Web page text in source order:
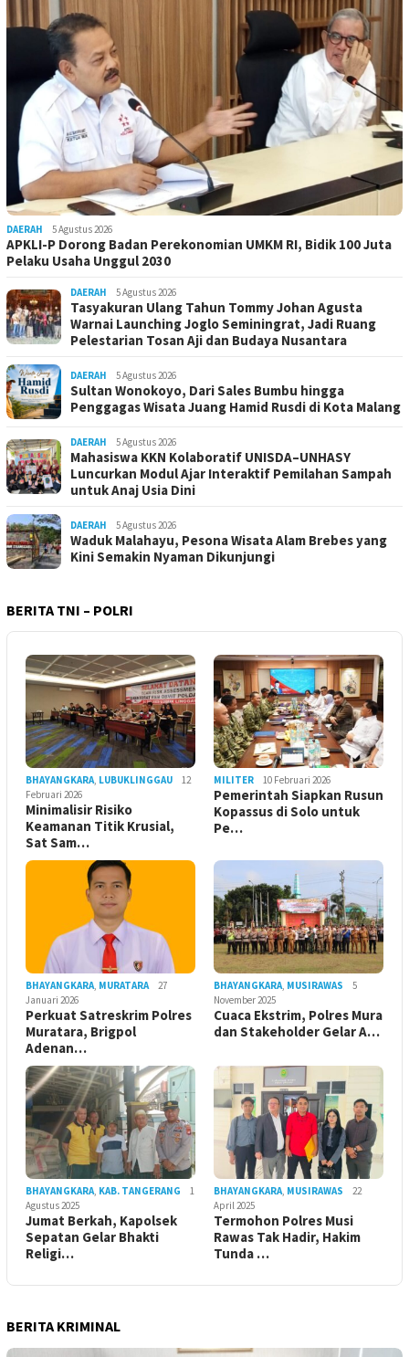
DAERAH 5 Agustus 2026
APKLI-P Dorong Badan Perekonomian UMKM RI, Bidik 100 Juta
Pelaku Usaha Unggul 2030
DAERAH 5 Agustus 2026
Tasyakuran Ulang Tahun Tommy Johan Agusta
Warnai Launching Joglo Seminingrat, Jadi Ruang
Pelestarian Tosan Aji dan Budaya Nusantara
DAERAH 5 Agustus 2026
Sultan Wonokoyo, Dari Sales Bumbu hingga
Penggagas Wisata Juang Hamid Rusdi di Kota Malang
DAERAH 5 Agustus 2026
Mahasiswa KKN Kolaboratif UNISDA–UNHASY
Luncurkan Modul Ajar Interaktif Pemilahan Sampah
untuk Anaj Usia Dini
DAERAH 5 Agustus 2026
Waduk Malahayu, Pesona Wisata Alam Brebes yang
Kini Semakin Nyaman Dikunjungi
BERITA TNI – POLRI
BHAYANGKARA, LUBUKLINGGAU
12
Februari 2026
Minimalisir Risiko
Keamanan Titik Krusial,
Sat Sam…
MILITER 10 Februari 2026
Pemerintah Siapkan Rusun
Kopassus di Solo untuk
Pe…
BHAYANGKARA, MURATARA
27
Januari 2026
Perkuat Satreskrim Polres
Muratara, Brigpol
Adenan…
BHAYANGKARA, MUSIRAWAS
5
November 2025
Cuaca Ekstrim, Polres Mura
dan Stakeholder Gelar A…
BHAYANGKARA, KAB. TANGERANG
1
Agustus 2025
Jumat Berkah, Kapolsek
Sepatan Gelar Bhakti
Religi…
BHAYANGKARA, MUSIRAWAS
22
April 2025
Termohon Polres Musi
Rawas Tak Hadir, Hakim
Tunda …
BERITA KRIMINAL